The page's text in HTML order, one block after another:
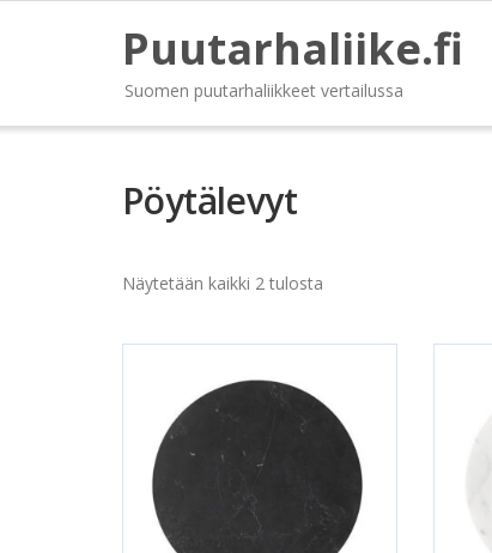
Puutarhaliike.fi
Suomen puutarhaliikkeet vertailussa
Pöytälevyt
Näytetään kaikki 2 tulosta